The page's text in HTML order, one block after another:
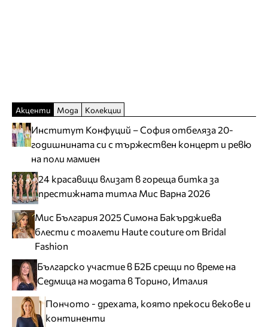
Акценти Мода Колекции
Институт Конфуций – София отбеляза 20-
годишнината си с тържествен концерт и ревю
на поли мамиен
24 красавици влизат в гореща битка за
престижната титла Мис Варна 2026
Мис България 2025 Симона Бакърджиева
блести с тоалети Haute couture от Bridal
Fashion
Българско участие в Б2Б срещи по време на
Седмица на модата в Торино, Италия
Пончото - дрехата, която прекоси векове и
континенти